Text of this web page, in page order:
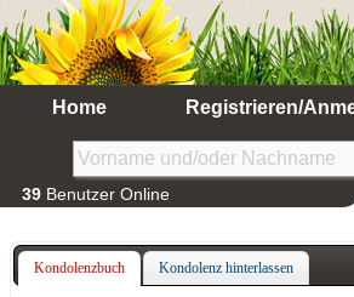
Home Registrieren/
39 Benutzer Online
Kondolenzbuch Kondolenz hinterlassen